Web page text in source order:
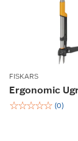
FISKARS
Ergonomic
☆☆☆☆☆ (0)